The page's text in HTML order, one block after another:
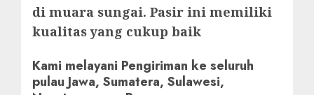
di muara sungai. Pasir ini memiliki
kualitas yang cukup baik
Kami melayani Pengiriman ke seluruh
pulau Jawa, Sumatera, Sulawesi,